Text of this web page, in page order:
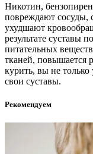
Никотин,
повреждают сосуды,
ухудшают
результате суставы
питательных
тканей, повышается
курить, вы не
свои суставы.
Рекомендуем